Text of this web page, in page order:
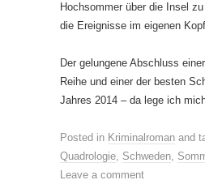
Hochsommer über die Insel
die Ereignisse im eigenen
Der gelungene Abschluss
Reihe und einer der besten
Jahres 2014 – da lege ich
Posted in Kriminalroman and
Quadrologie, Schweden,
Leave a comment